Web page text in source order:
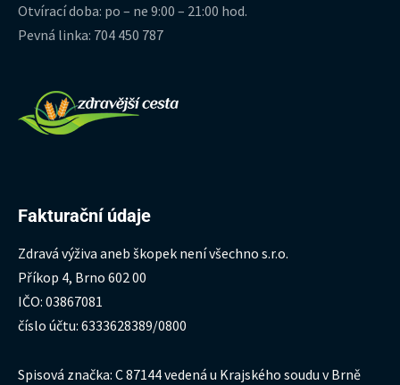
Otvírací doba: po – ne 9:00 – 21:00 hod.
Pevná linka: 704 450 787
Fakturační údaje
Zdravá výživa aneb škopek není všechno s.r.o.
Příkop 4, Brno 602 00
IČO: 03867081
číslo účtu: 6333628389/0800
Spisová značka: C 87144 vedená u Krajského soudu v Brně